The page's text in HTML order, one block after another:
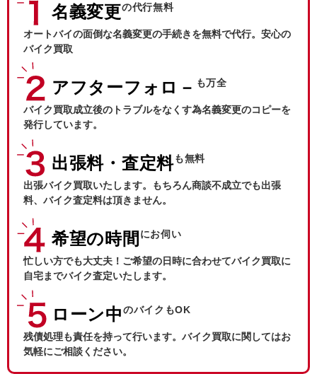
名義変更の代行無料
オートバイの面倒な名義変更の手続きを無料で代行。安心の
バイク買取
アフターフォロ－ も万全
バイク買取成立後のトラブルをなくす為名義変更のコピーを
発行しています。
出張料・査定料も無料
出張バイク買取いたします。もちろん商談不成立でも出張
料、バイク査定料は頂きません。
希望の時間 にお伺い
忙しい方でも大丈夫！ご希望の日時に合わせてバイク買取に
自宅までバイク査定いたします。
ローン中のバイクもOK
残債処理も責任を持って行います。バイク買取に関してはお
気軽にご相談ください。